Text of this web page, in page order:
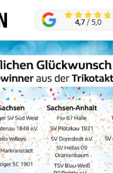
4,7 / 5,0